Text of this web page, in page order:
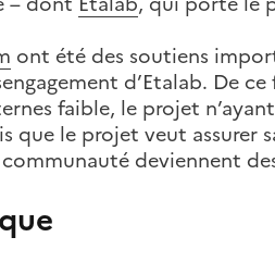
ont été des soutiens
d’Etalab. De
faible, le projet
que le projet veut
deviennent